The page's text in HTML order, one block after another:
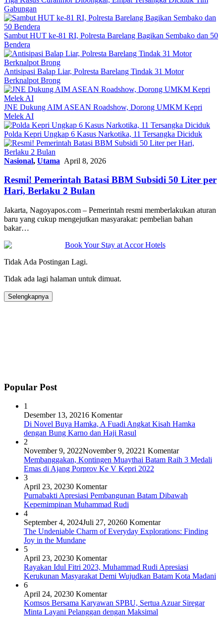
Gabungan
Sambut HUT ke-81 RI, Polresta Barelang Bagikan Sembako dan 50
Bendera
Antisipasi Balap Liar, Polresta Barelang Tindak 31 Motor
Berknalpot Brong
JNE Dukung AIM ASEAN Roadshow, Dorong UMKM Kepri
Melek AI
Polda Kepri Ungkap 6 Kasus Narkotika, 11 Tersangka Diciduk
Nasional, Utama April 8, 2026
Resmi! Pemerintah Batasi BBM Subsidi 50 Liter per
Hari, Berlaku 2 Bulan
Jakarta, Nagoyapos.com – Pemerintah resmi memberlakukan aturan
baru yang cukup mengejutkan masyarakat: pembelian bahan
bakar…
Tidak Ada Postingan Lagi.
Tidak ada lagi halaman untuk dimuat.
Selengkapnya
Popular Post
1
Desember 13, 20216 Komentar
Di Novel Buya Hamka, A Fuadi Angkat Kisah Hamka
dengan Bung Karno dan Haji Rasul
2
November 9, 2022November 9, 20221 Komentar
Membanggakan, Kontingen Muaythai Batam Raih 3 Medali
Emas di Ajang Porprov Ke V Kepri 2022
3
April 23, 20230 Komentar
Purnabakti Apresiasi Pembangunan Batam Dibawah
Kepemimpinan Muhammad Rudi
4
September 4, 2024Juli 27, 20260 Komentar
The Undeniable Charm of Everyday Explorations: Finding
Joy in the Mundane
5
April 23, 20230 Komentar
Rayakan Idul Fitri 2023, Muhammad Rudi Apresiasi
Kerukunan Masyarakat Demi Wujudkan Batam Kota Madani
6
April 24, 20230 Komentar
Komsos Bersama Karyawan SPBU, Sertua Azuar Siregar
Minta Layani Pelanggan dengan Maksimal